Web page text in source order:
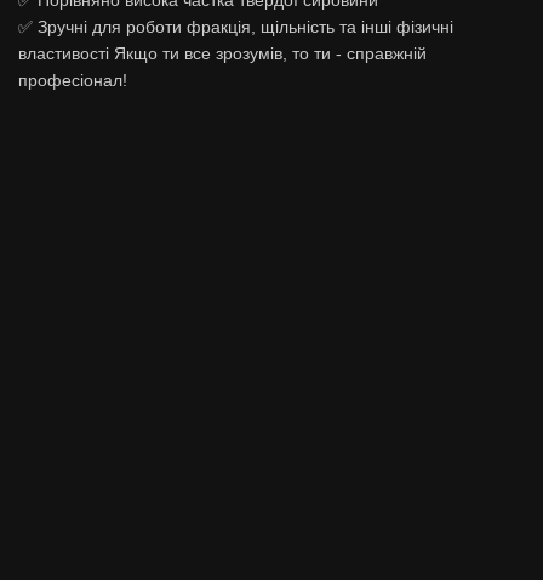
✅ Зручні для роботи фракція, щільність та інші фізичні
властивості Якщо ти все зрозумів, то ти - справжній
професіонал!